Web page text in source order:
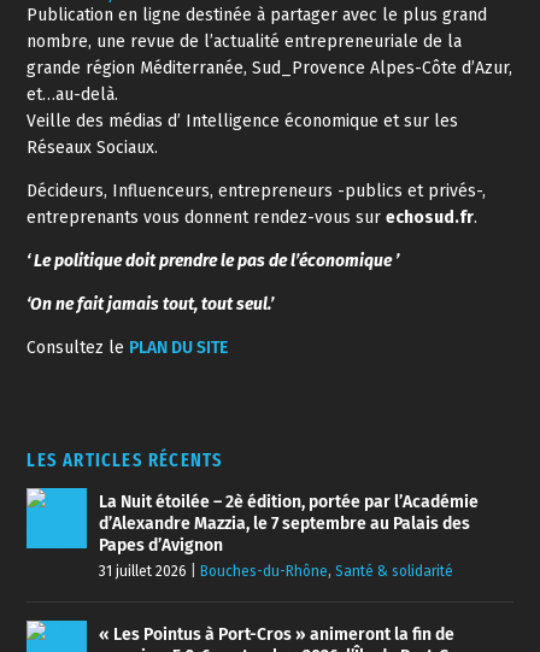
Publication en ligne destinée à partager avec le plus grand
nombre, une revue de l’actualité entrepreneuriale de la
grande région Méditerranée, Sud_Provence Alpes-Côte d’Azur,
et…au-delà.
Veille des médias d’ Intelligence économique et sur les
Réseaux Sociaux.
Décideurs, Influenceurs, entrepreneurs -publics et privés-,
entreprenants vous donnent rendez-vous surechosud.fr.
‘ Le politique doit prendre le pas de l’économique ’
‘On ne fait jamais tout, tout seul.’
Consultez le PLAN DU SITE
LES ARTICLES RÉCENTS
La Nuit étoilée – 2è édition, portée par l’Académie
d’Alexandre Mazzia, le 7 septembre au Palais des
Papes d’Avignon
31 juillet 2026 Bouches-du-Rhône,Santé & solidarité
« Les Pointus à Port-Cros » animeront la fin de